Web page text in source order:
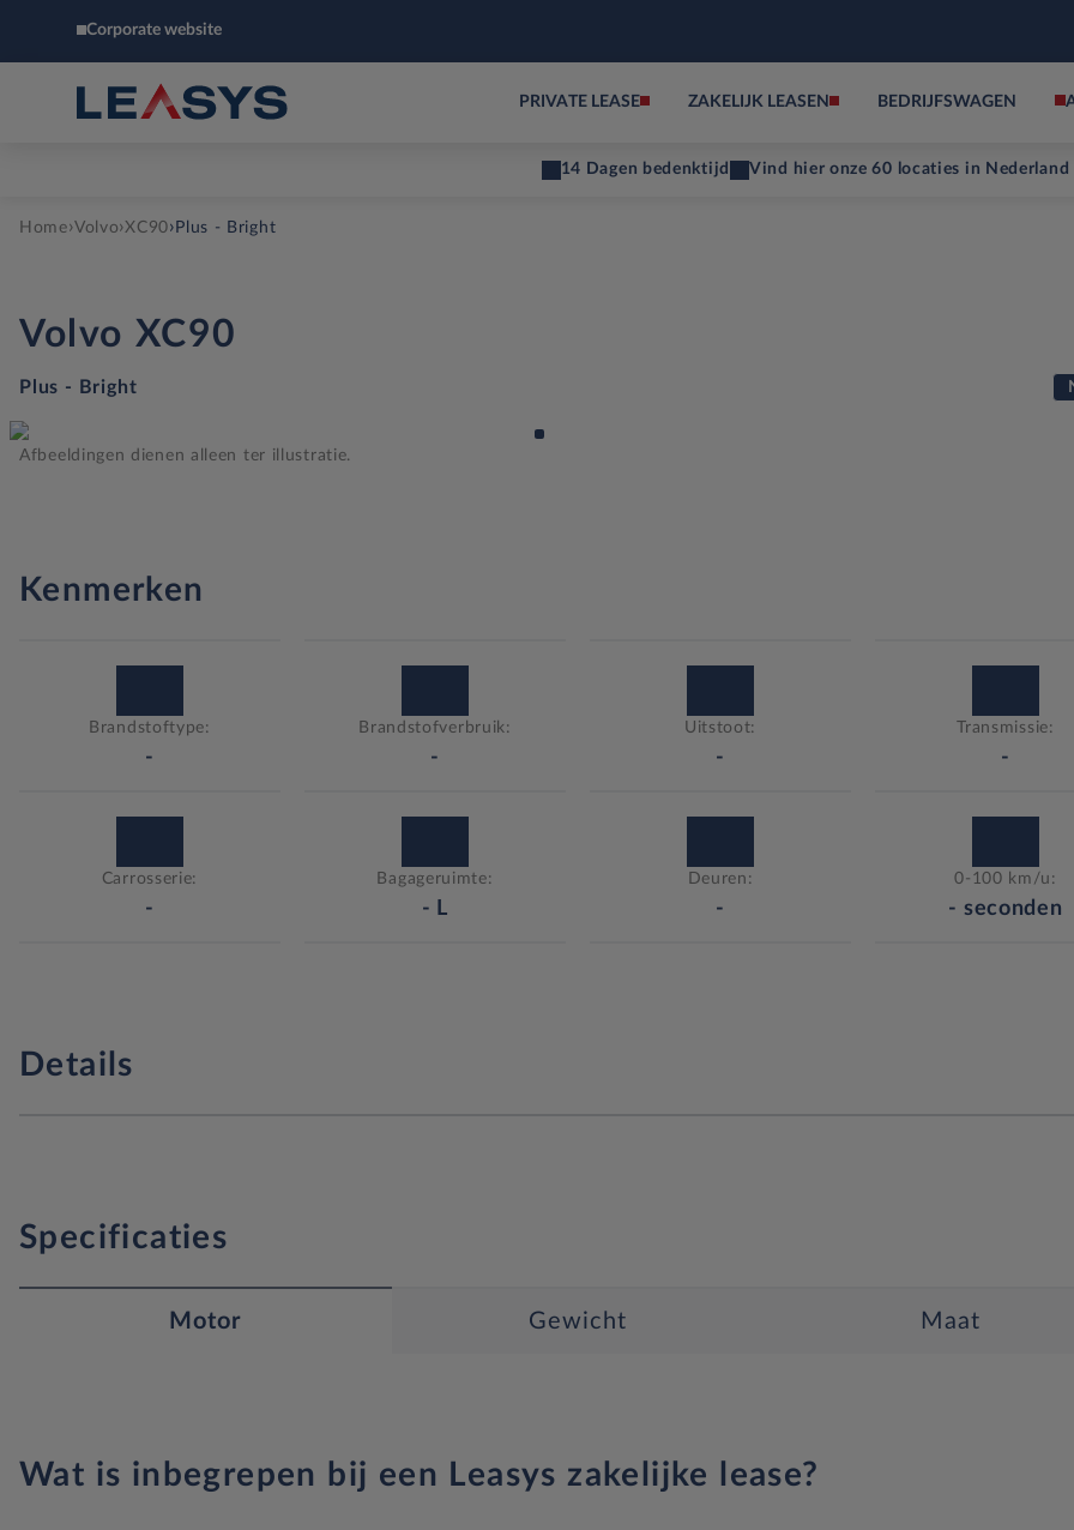
Corporate website
PRIVATE LEASE ZAKELIJK LEASEN BEDRIJFSWAGEN
14 Dagen bedenktijd Vind hier onze 60 locaties in Nederland
Home›Volvo›XC90› Plus - Bright
Volvo XC90
Plus - Bright
Afbeeldingen dienen alleen ter illustratie.
Kenmerken
Brandstoftype:
-
Brandstofverbruik:
-
Uitstoot:
-
Transmissie:
-
Carrosserie:
-
Bagageruimte:
- L
Deuren:
-
0-100 km/u:
- seconden
Details
Specificaties
Motor Gewicht Maat
Wat is inbegrepen bij een Leasys zakelijke lease?